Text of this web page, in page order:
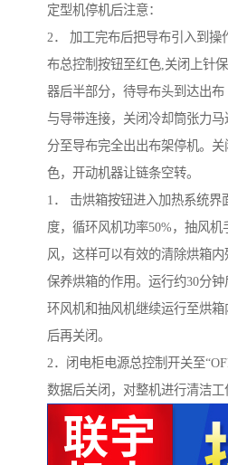
定型机停机后注意：
2． 加工完布后把导布引入到操
布总控制按钮至红色,关闭上针
器后半部分，待导布头到达出
与导带连接，关闭冷却筒张力马
分至导布完全出出布架停机。
色，开动机器让链条空转。
1． 击烘箱按钮进入加热系统界
度，循环风机功率50%，抽风
风，这样可以有效的清除烘箱
保养烘箱的作用。运行约30分
环风机和抽风机继续运行至烘
后再关闭。
2．闭电柜电源总控制开关至
数据后关闭，对整机进行清洁工